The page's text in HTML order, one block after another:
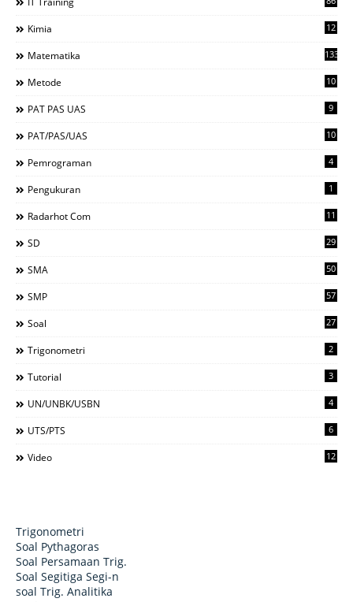
Kimia 12
Matematika 133
Metode 10
PAT PAS UAS 9
PAT/PAS/UAS 10
Pemrograman 4
Pengukuran 1
Radarhot Com 11
SD 29
SMA 50
SMP 57
Soal 27
Trigonometri 2
Tutorial 3
UN/UNBK/USBN 4
UTS/PTS 6
Video 12
Trigonometri
Soal Pythagoras
Soal Persamaan Trig.
Soal Segitiga Segi-n
soal Trig. Analitika